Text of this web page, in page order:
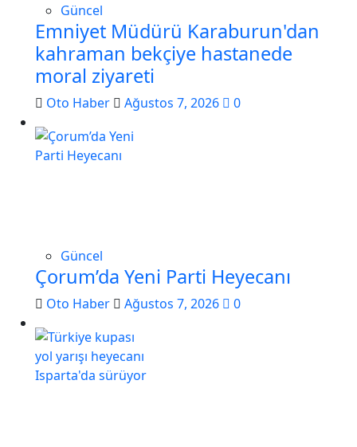
Güncel
Emniyet Müdürü Karaburun'dan
kahraman bekçiye hastanede
moral ziyareti
Oto Haber Ağustos 7, 2026 0
Güncel
Çorum’da Yeni Parti Heyecanı
Oto Haber Ağustos 7, 2026 0